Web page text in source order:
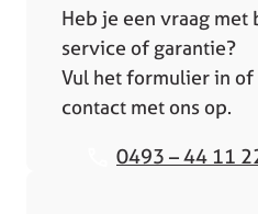
Heb je een vraag
service of garantie?
Vul het formulier in
contact met ons op.
0493 – 44 11